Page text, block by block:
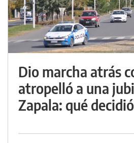
Dio marcha atrás
atropelló a una
Zapala: qué